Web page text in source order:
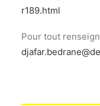
r189.html
Pour tout